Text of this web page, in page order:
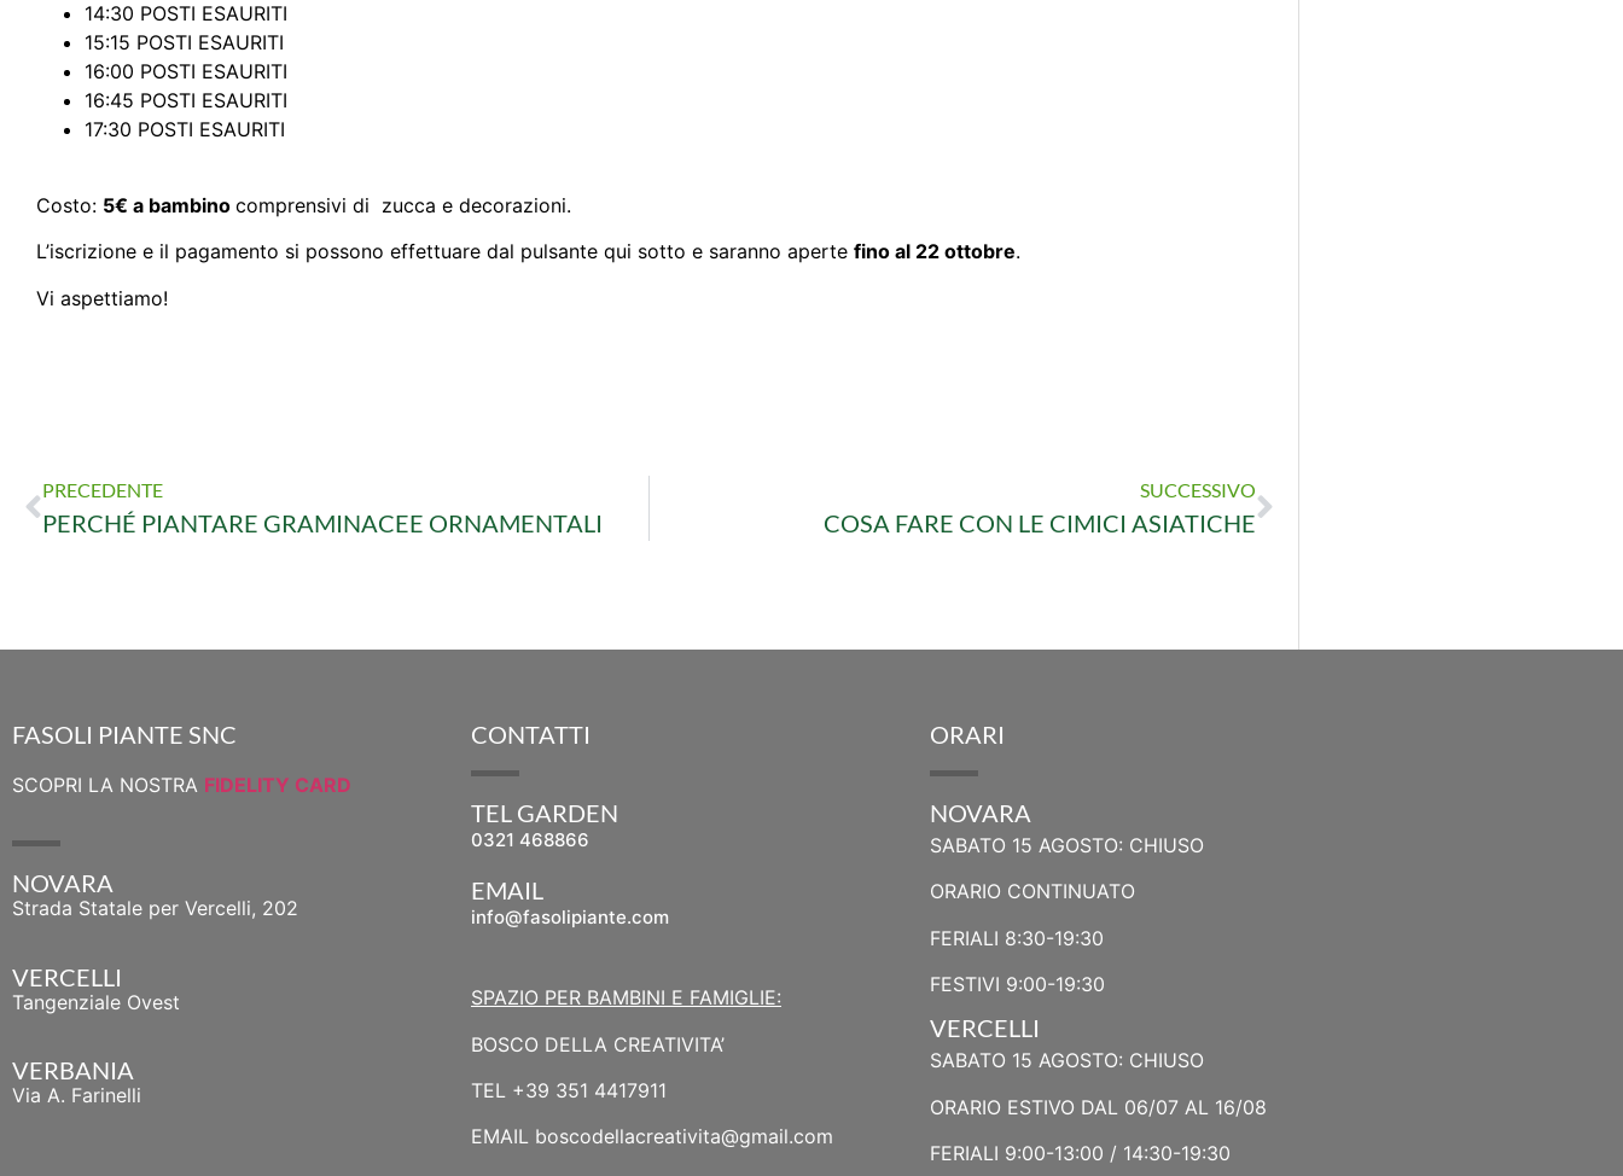
14:30 POSTI ESAURITI
15:15 POSTI ESAURITI
16:00 POSTI ESAURITI
16:45 POSTI ESAURITI
17:30 POSTI ESAURITI
Costo: 5€ a bambino comprensivi di zucca e decorazioni.
L’iscrizione e il pagamento si possono effettuare dal pulsante qui sotto e saranno aperte fino al 22 ottobre.
Vi aspettiamo!
PRECEDENTE
PERCHÉ PIANTARE GRAMINACEE ORNAMENTALI
SUCCESSIVO
COSA FARE CON LE CIMICI ASIATICHE
FASOLI PIANTE SNC
SCOPRI LA NOSTRA FIDELITY CARD
NOVARA
Strada Statale per Vercelli, 202
VERCELLI
Tangenziale Ovest
VERBANIA
Via A. Farinelli
CONTATTI
TEL GARDEN
0321 468866
EMAIL
info@fasolipiante.com
SPAZIO PER BAMBINI E FAMIGLIE:
BOSCO DELLA CREATIVITA’
TEL +39 351 4417911
EMAIL boscodellacreativita@gmail.com
ORARI
NOVARA
SABATO 15 AGOSTO: CHIUSO
ORARIO CONTINUATO
FERIALI 8:30-19:30
FESTIVI 9:00-19:30
VERCELLI
SABATO 15 AGOSTO: CHIUSO
ORARIO ESTIVO DAL 06/07 AL 16/08
FERIALI 9:00-13:00 / 14:30-19:30